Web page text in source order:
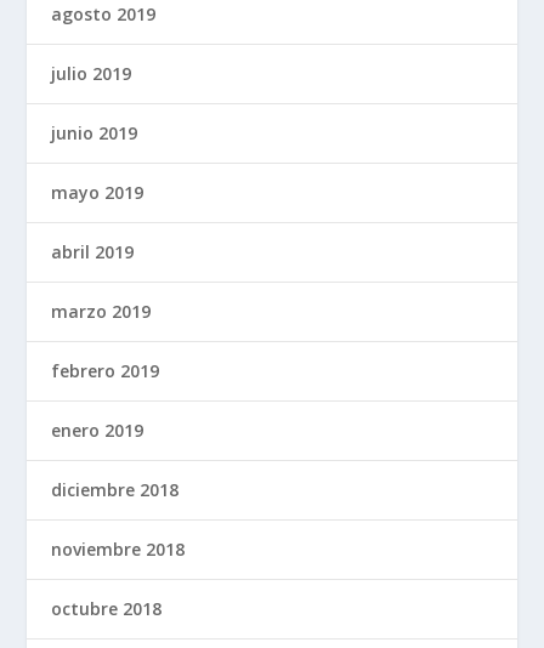
agosto 2019
julio 2019
junio 2019
mayo 2019
abril 2019
marzo 2019
febrero 2019
enero 2019
diciembre 2018
noviembre 2018
octubre 2018